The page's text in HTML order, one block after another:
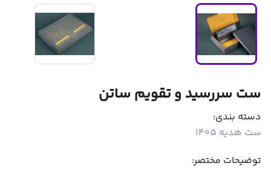
ست سررسید و تقویم ساتن
دسته بندی:
ست هدیه 1405
توضیحات مختصر: